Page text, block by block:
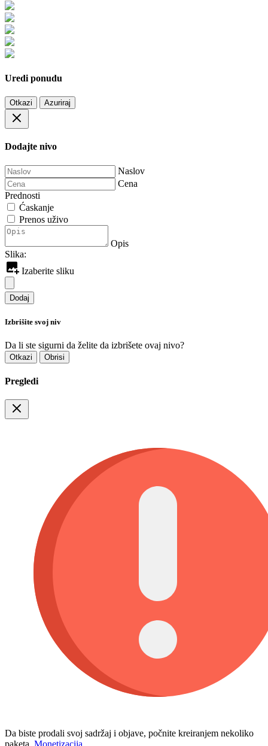
Uredi ponudu
Otkazi Azuriraj
Dodajte nivo
Naslov
Cena
Prednosti
Ćaskanje
Prenos uživo
Opis
Slika:
Izaberite sliku
Dodaj
Izbrišite svoj niv
Da li ste sigurni da želite da izbrišete ovaj nivo?
Otkazi Obrisi
Pregledi
Da biste prodali svoj sadržaj i objave, počnite kreiranjem nekoliko